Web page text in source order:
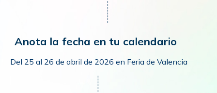
Anota la fecha en tu calendario
Del 25 al 26 de abril de 2026 en Feria de Valencia